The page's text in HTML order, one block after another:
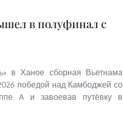
в полуфинал с
в Ханое сборная Вьетнама
победой над Камбоджей со
A и завоевав путёвку в